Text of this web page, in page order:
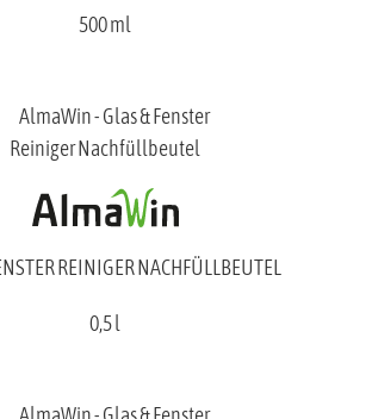
500 ml
REINIGER NACHFÜLLBEUTEL
0,5 l